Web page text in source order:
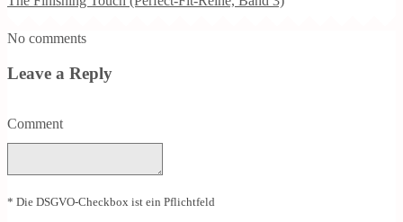
No comments
Leave a Reply
Comment
* Die DSGVO-Checkbox ist ein Pflichtfeld